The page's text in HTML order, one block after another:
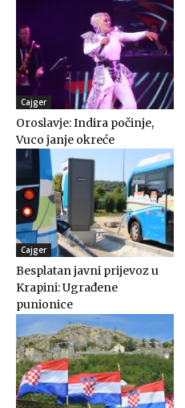
Cajger
Oroslavje: Indira počinje,
Vuco janje okreće
Cajger
Besplatan javni prijevoz u
Krapini: Ugrađene
punionice